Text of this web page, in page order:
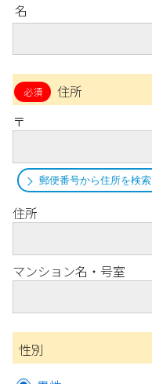
名
住所
〒
郵便番号から住所を検索
住所
マンション名・号室
性別